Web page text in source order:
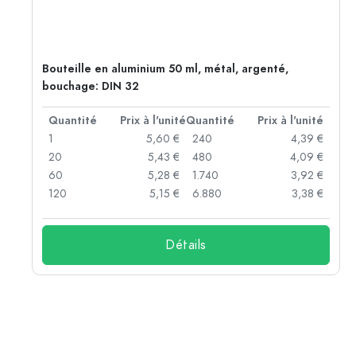
Bouteille en aluminium 50 ml, métal, argenté,
bouchage: DIN 32
Quantité Prix à l'unitéQuantité
Prix à l'unité
1
5,60 €
20
5,43 €
60
5,28 €
120
5,15 €
240
4,39 €
480
4,09 €
1.740
3,92 €
6.880
3,38 €
Détails